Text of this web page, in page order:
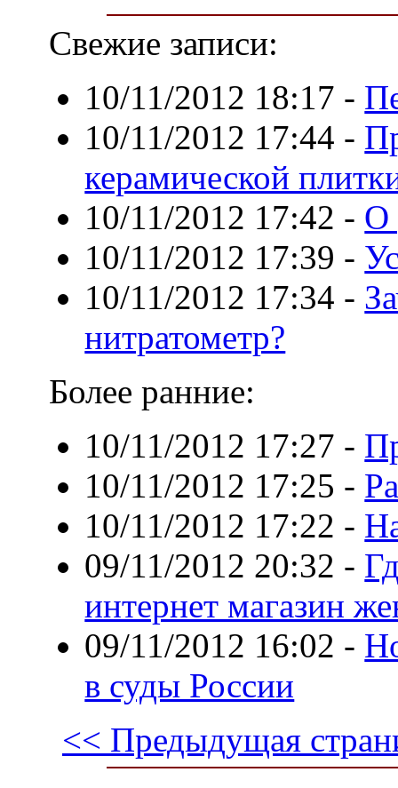
Свежие записи:
10/11/2012 18:17 -
10/11/2012 17:44 -
керамической
10/11/2012 17:42 - О
10/11/2012 17:39 -
10/11/2012 17:34 -
нитратометр?
Более ранние:
10/11/2012 17:27 -
10/11/2012 17:25 -
10/11/2012 17:22 -
09/11/2012 20:32 -
интернет магазин
09/11/2012 16:02 -
в суды России
<< Предыдущая